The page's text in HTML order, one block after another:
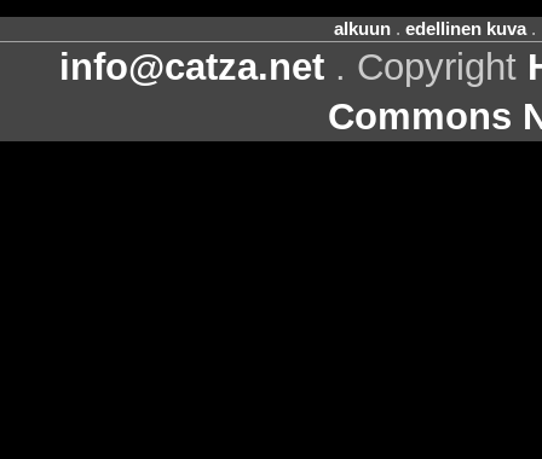
alkuun. edellinen kuva.
info@catza.net . Copyright
Commons